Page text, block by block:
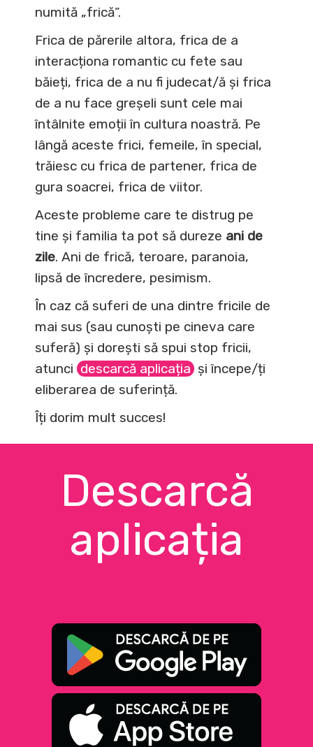
numită „frică”.
Frica de părerile altora, frica de a
interacționa romantic cu fete sau
băieți, frica de a nu fi judecat/ă și frica
de a nu face greșeli sunt cele mai
întâlnite emoții în cultura noastră. Pe
lângă aceste frici, femeile, în special,
trăiesc cu frica de partener, frica de
gura soacrei, frica de viitor.
Aceste probleme care te distrug pe
tine și familia ta pot să dureze ani de
zile. Ani de frică, teroare, paranoia,
lipsă de încredere, pesimism.
În caz că suferi de una dintre fricile de
mai sus (sau cunoști pe cineva care
suferă) și dorești să spui stop fricii,
atunci descarcă aplicația și începe/ți
eliberarea de suferință.
Îți dorim mult succes!
Descarcă
aplicația